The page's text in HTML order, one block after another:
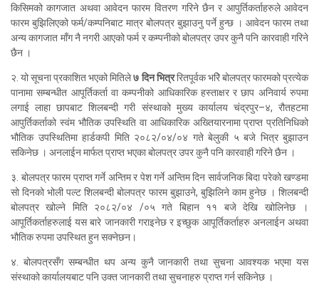
किसिमको कागजात अथवा आवेदन फारम वितरण गरिने छैन र आपुर्तिकर्ताहरुले आवेदन
फारम बुझिलिएको फर्म/कम्पनिबाट मात्र बोलपत्र बुझाउनु पर्ने हुन्छ । आवेदन फारम तथा
अन्य कागजात माँग नै नगरी आएको फर्म र कम्पनीको बोलपत्र उपर कुनै पनि कारवाही गरिने
छैन ।
२. यो सूचना प्रकाशित भएको मितिले७ दिन भित्ररितपूर्वक भरिे बोलपत्र फारमको प्रत्येक
पानामा सम्बन्धीत आपूर्तिकर्ता वा कम्पनीको आधिकारिक हस्ताक्षर र छाप अनिवार्य रुपमा
लगाई लाहा छापबाट शिलबन्दी गरी संस्थाको मुख्य कार्यालय चंद्रपुर–४, रौतहटमा
आपुर्तिकर्ताको स्वंम भौतिक उपस्थिति वा आधिकारिक अख्तियारनामा प्राप्त प्रतिनिधिको
भौतिक उपस्थितिमा हार्डकपी मिति २०८२/०४/०४ गते बेलुकी ५ बजे भित्र बुझाउन
सकिनेछ । अनलाईन मार्फत प्राप्त भएका बोलपत्र उपर कुनै पनि कारवाही गरिने छैन ।
३. बोलपत्र फारम प्राप्त गर्ने अन्तिम र पेश गर्ने अन्तिम दिन सार्वजनिक बिदा परेको खण्डमा
सो दिनको भोली पल्ट शिलबन्दी बोलपत्र फारम बुझाउने, बुझिलिने काम हुनेछ । शिलबन्दी
बोलपत्र खोल्ने मिति २०८२/०४ /०५ गते बिहान ११ बजे देखि खोलिनेछ ।
आपूर्तिकर्ताहरुलाई यस बारे जानकारी गराइनेछ र इच्छुक आपूर्तिकर्ताहरु अनलाईन अथवा
भौतिक रुपमा उपस्थित हुन सक्नेछन।
४. बोलपत्रसँग सम्बन्धीत थप अन्य कुनै जानकारी तथा सुचना आवश्यक भएमा यस
संस्थाको कार्यालयबाट पनि उक्त जानकारी तथा सुचनाहरु प्राप्त गर्न सकिनेछ ।